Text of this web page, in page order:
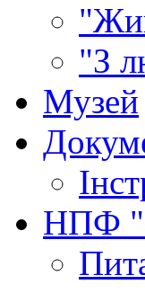
"З
Музей
НПФ